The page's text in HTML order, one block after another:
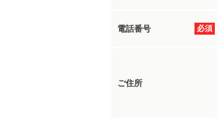
必須
電話番号
ご住所